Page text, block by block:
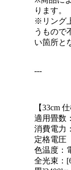
ります。
※リング
うもので
い箇所と
---
【33cm 仕
適用畳数
消費電力
定格電圧
色温度：
全光束：